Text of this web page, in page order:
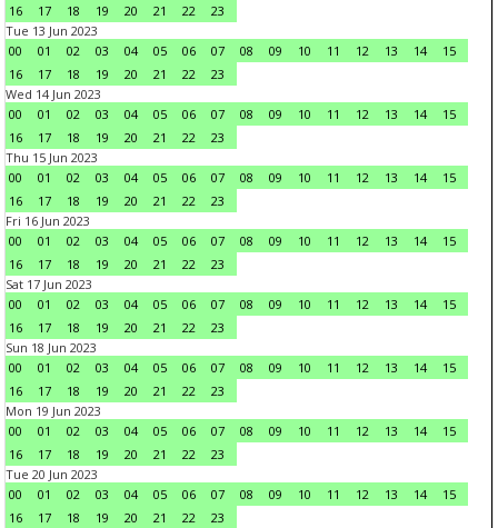
16
17 18 19 20 21 22
23
Tue 13 Jun 2023
00
01 02 03 04 05 06 07 08 09 10 11 12 13 14
15
16
17 18 19 20 21 22
23
Wed 14 Jun 2023
00
01 02 03 04 05 06 07 08 09 10 11 12 13 14
15
16
17 18 19 20 21 22
23
Thu 15 Jun 2023
00
01 02 03 04 05 06 07 08 09 10 11 12 13 14
15
16
17 18 19 20 21 22
23
Fri 16 Jun 2023
00
01 02 03 04 05 06 07 08 09 10 11 12 13 14
15
16
17 18 19 20 21 22
23
Sat 17 Jun 2023
00
01 02 03 04 05 06 07 08 09 10 11 12 13 14
15
16
17 18 19 20 21 22
23
Sun 18 Jun 2023
00
01 02 03 04 05 06 07 08 09 10 11 12 13 14
15
16
17 18 19 20 21 22
23
Mon 19 Jun 2023
00
01 02 03 04 05 06 07 08 09 10 11 12 13 14
15
16
17 18 19 20 21 22
23
Tue 20 Jun 2023
00
01 02 03 04 05 06 07 08 09 10 11 12 13 14
15
16
17 18 19 20 21 22
23